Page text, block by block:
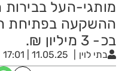
מותגי-העל בבירות
ההשקעה בפתיחת
בכ- 3 מיליון ₪.
בתי לוין 11.05.25 | 17:01